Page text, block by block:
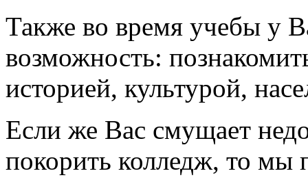
Также во время учебы у
возможность:
историей, культурой,
Если же Вас смущает
покорить колледж, то